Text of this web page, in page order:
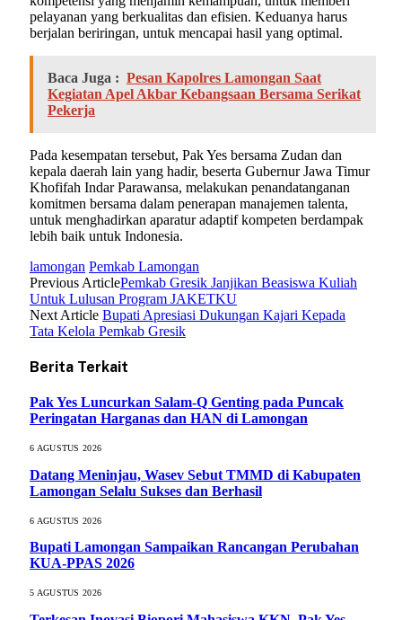
pelayanan yang berkualitas dan efisien. Keduanya harus
berjalan beriringan, untuk mencapai hasil yang optimal.
Baca Juga : Pesan Kapolres Lamongan Saat
Kegiatan Apel Akbar Kebangsaan Bersama Serikat
Pekerja
Pada kesempatan tersebut, Pak Yes bersama Zudan dan
kepala daerah lain yang hadir, beserta Gubernur Jawa Timur
Khofifah Indar Parawansa, melakukan penandatanganan
komitmen bersama dalam penerapan manajemen talenta,
untuk menghadirkan aparatur adaptif kompeten berdampak
lebih baik untuk Indonesia.
lamongan Pemkab Lamongan
Previous ArticlePemkab Gresik Janjikan Beasiswa Kuliah
Untuk Lulusan Program JAKETKU
Next Article Bupati Apresiasi Dukungan Kajari Kepada
Tata Kelola Pemkab Gresik
Berita Terkait
Pak Yes Luncurkan Salam-Q Genting pada Puncak
Peringatan Harganas dan HAN di Lamongan
6 AGUSTUS 2026
Datang Meninjau, Wasev Sebut TMMD di Kabupaten
Lamongan Selalu Sukses dan Berhasil
6 AGUSTUS 2026
Bupati Lamongan Sampaikan Rancangan Perubahan
KUA-PPAS 2026
5 AGUSTUS 2026